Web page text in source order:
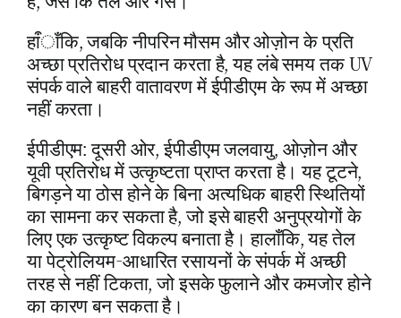
हाऀाँकि, जबकि नीपरिन मौसम और ओज़ोन के प्रति
अच्छा प्रतिरोध प्रदान करता है, यह लंबे समय तक UV
संपर्क वाले बाहरी वातावरण में ईपीडीएम के रूप में अच्छा
नहीं करता।
ईपीडीएम: दूसरी ओर, ईपीडीएम जलवायु, ओज़ोन और
यूवी प्रतिरोध में उत्कृष्टता प्राप्त करता है। यह टूटने,
बिगड़ने या ठोस होने के बिना अत्यधिक बाहरी स्थितियों
का सामना कर सकता है, जो इसे बाहरी अनुप्रयोगों के
लिए एक उत्कृष्ट विकल्प बनाता है। हालाँकि, यह तेल
या पेट्रोलियम-आधारित रसायनों के संपर्क में अच्छी
तरह से नहीं टिकता, जो इसके फुलाने और कमजोर होने
का कारण बन सकता है।